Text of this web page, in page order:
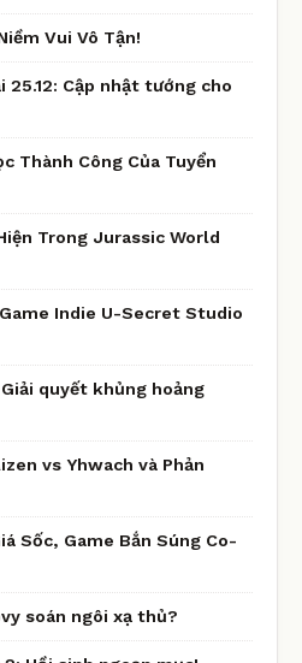
Vui Vô Tận!
25.12: Cập nhật tướng cho
Thành Công Của Tuyển
Trong Jurassic World
Indie U-Secret Studio
quyết khủng hoảng
vs Yhwach và Phản
Sốc, Game Bắn Súng Co-
soán ngôi xạ thủ?